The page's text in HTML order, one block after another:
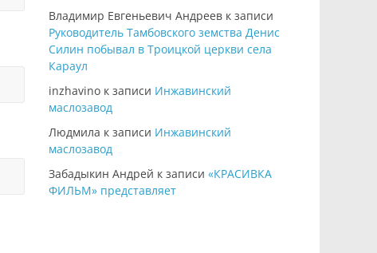
Владимир Евгеньевич Андреев к записи
Руководитель Тамбовского земства Денис
Силин побывал в Троицкой церкви села
Караул
inzhavino к записи Инжавинский
маслозавод
Людмила к записи Инжавинский
маслозавод
Забадыкин Андрей к записи «КРАСИВКА
ФИЛЬМ» представляет